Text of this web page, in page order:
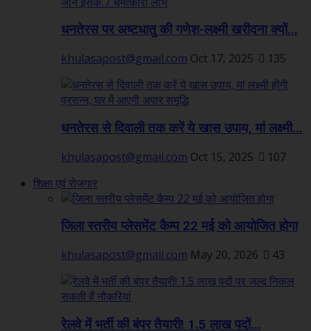
धनतेरस पर अष्टधातु की गणेश-लक्ष्मी खरीदना क्यों...
khulasapost@gmail.com Oct 17, 2025 135
धनतेरस से दिवाली तक करें ये खास उपाय, मां लक्ष्मी...
khulasapost@gmail.com Oct 15, 2025
107
शिक्षा एवं रोजगार
जिला स्तरीय प्लेसमेंट कैम्प 22 मई को आयोजित होगा
khulasapost@gmail.com May 20, 2026 43
रेलवे में भर्ती की बंपर तैयारी! 1.5 लाख पदों...